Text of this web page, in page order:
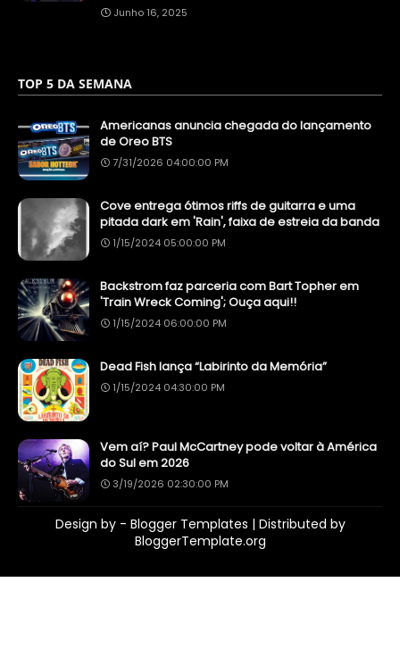
Junho 16, 2025
TOP 5 DA SEMANA
Americanas anuncia chegada do lançamento
de Oreo BTS
7/31/2026 04:00:00 PM
Cove entrega ótimos riffs de guitarra e uma
pitada dark em 'Rain', faixa de estreia da banda
1/15/2024 05:00:00 PM
Backstrom faz parceria com Bart Topher em
'Train Wreck Coming'; Ouça aqui!!
1/15/2024 06:00:00 PM
Dead Fish lança “Labirinto da Memória”
1/15/2024 04:30:00 PM
Vem aí? Paul McCartney pode voltar à América
do Sul em 2026
3/19/2026 02:30:00 PM
Design by - Blogger Templates | Distributed by
BloggerTemplate.org